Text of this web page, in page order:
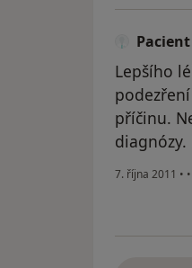
Pacient
Lepšího
příčinu.
7. října 2011 • •